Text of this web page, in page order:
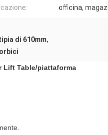
officina,
di 610mm,
Lift Table/piattaforma